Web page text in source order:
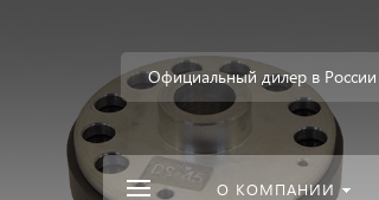
Официальный дилер в России
О КОМПАНИИ